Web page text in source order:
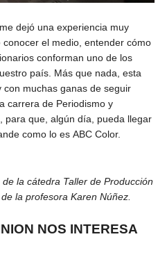
dejó una experiencia muy
el medio, entender cómo
conforman uno de los
país. Más que nada, esta
muchas ganas de seguir
carrera de Periodismo y
para que, algún día, pueda llegar
como lo es ABC Color.
la cátedra Taller de Producción
la profesora Karen Núñez.
NOS INTERESA